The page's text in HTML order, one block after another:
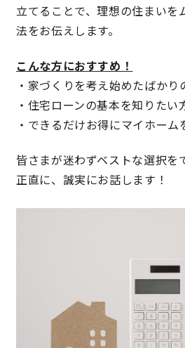
100年点検住宅
生涯続く安心のアフターフ
nattoku住宅25周年記念モ
Blue Style
立てることで、理想の住まいを
法をお伝えします。
こんな方におすすめ！
・家づくりを考え始めたばかり
・住宅ローンの基本を知りたい
・できるだけお得にマイホー
皆さまが迷わずベストな選択を
正直に、誠実にお話します！